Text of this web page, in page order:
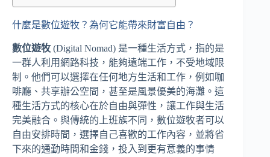
什麼是數位遊牧？為何它能帶來財富自由？
數位遊牧 (Digital Nomad) 是一種生活方式，指的是
一群人利用網路科技，能夠遠端工作，不受地域限
制。他們可以選擇在任何地方生活和工作，例如咖
啡廳、共享辦公空間，甚至是風景優美的海灘。這
種生活方式的核心在於自由與彈性，讓工作與生活
完美融合。與傳統的上班族不同，數位遊牧者可以
自由安排時間，選擇自己喜歡的工作內容，並將省
下來的通勤時間和金錢，投入到更有意義的事情